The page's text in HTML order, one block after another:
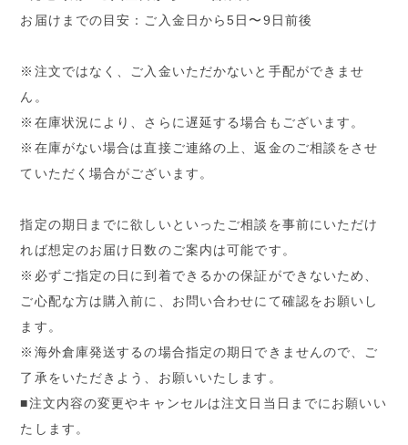
お届けまでの目安：ご入金日から5日〜9日前後
※注文ではなく、ご入金いただかないと手配ができませ
ん。
※在庫状況により、さらに遅延する場合もございます。
※在庫がない場合は直接ご連絡の上、返金のご相談をさせ
ていただく場合がございます。
指定の期日までに欲しいといったご相談を事前にいただけ
れば想定のお届け日数のご案内は可能です。
※必ずご指定の日に到着できるかの保証ができないため、
ご心配な方は購入前に、お問い合わせにて確認をお願いし
ます。
※海外倉庫発送するの場合指定の期日できませんので、ご
了承をいただきよう、お願いいたします。
■注文内容の変更やキャンセルは注文日当日までにお願いい
たします。